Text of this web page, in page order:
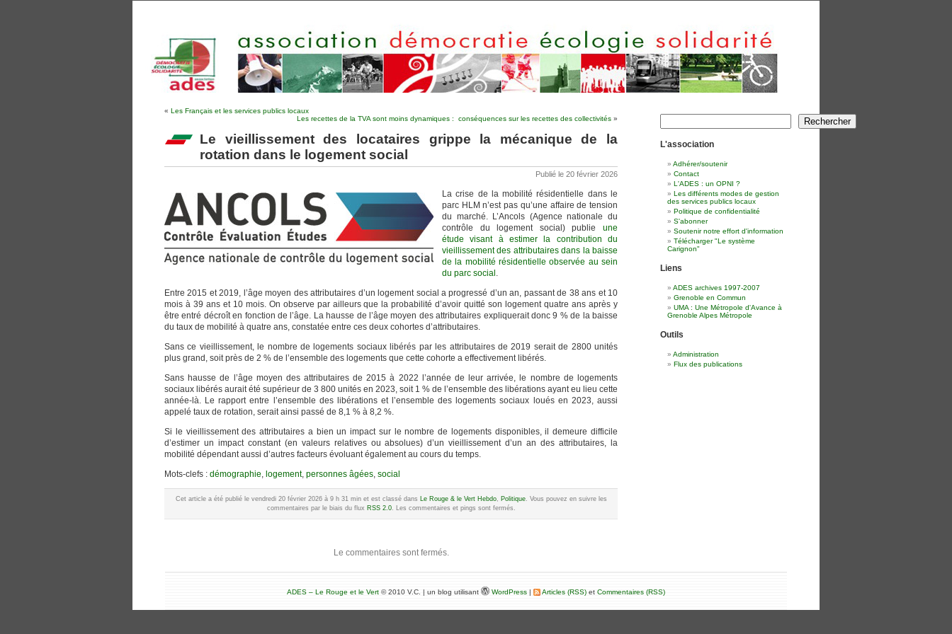
« Les Français et les services publics locaux
Les recettes de la TVA sont moins dynamiques : conséquences sur les recettes des collectivités »
Le vieillissement des locataires grippe la mécanique de la
rotation dans le logement social
Publié le 20 février 2026
La crise de la mobilité résidentielle dans le
parc HLM n’est pas qu’une affaire de tension
du marché. L’Ancols (Agence nationale du
contrôle du logement social) publie une
étude visant à estimer la contribution du
vieillissement des attributaires dans la baisse
de la mobilité résidentielle observée au sein
du parc social .
Entre 2015 et 2019, l’âge moyen des attributaires d’un logement social a progressé d’un an, passant de 38 ans et 10
mois à 39 ans et 10 mois. On observe par ailleurs que la probabilité d’avoir quitté son logement quatre ans après y
être entré décroît en fonction de l’âge. La hausse de l’âge moyen des attributaires expliquerait donc 9 % de la baisse
du taux de mobilité à quatre ans, constatée entre ces deux cohortes d’attributaires.
Sans ce vieillissement, le nombre de logements sociaux libérés par les attributaires de 2019 serait de 2800 unités
plus grand, soit près de 2 % de l’ensemble des logements que cette cohorte a effectivement libérés.
Sans hausse de l’âge moyen des attributaires de 2015 à 2022 l’année de leur arrivée, le nombre de logements
sociaux libérés aurait été supérieur de 3 800 unités en 2023, soit 1 % de l’ensemble des libérations ayant eu lieu cette
année-là. Le rapport entre l’ensemble des libérations et l’ensemble des logements sociaux loués en 2023, aussi
appelé taux de rotation, serait ainsi passé de 8,1 % à 8,2 %.
Si le vieillissement des attributaires a bien un impact sur le nombre de logements disponibles, il demeure difficile
d’estimer un impact constant (en valeurs relatives ou absolues) d’un vieillissement d’un an des attributaires, la
mobilité dépendant aussi d’autres facteurs évoluant également au cours du temps.
Mots-clefs : démographie, logement, personnes âgées, social
Cet article a été publié le vendredi 20 février 2026 à 9 h 31 min et est classé dans Le Rouge & le Vert Hebdo, Politique. Vous pouvez en suivre les
commentaires par le biais du flux RSS 2.0. Les commentaires et pings sont fermés.
Le commentaires sont fermés.
Rechercher Rechercher
L'association
Adhérer/soutenir
Contact
L'ADES : un OPNI ?
Les différents modes de gestion
des services publics locaux
Politique de confidentialité
S'abonner
Soutenir notre effort d'information
Télécharger "Le système
Carignon"
Liens
ADES archives 1997-2007
Grenoble en Commun
UMA : Une Métropole d'Avance à
Grenoble Alpes Métropole
Outils
Administration
Flux des publications
ADES – Le Rouge et le Vert © 2010 V.C. | un blog utilisant WordPress | Articles (RSS) et Commentaires (RSS)